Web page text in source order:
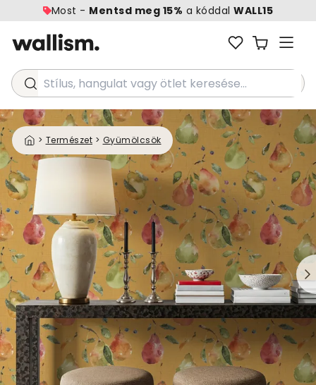
Most - Mentsd meg 15% a kóddalWALL15
Stílus, hangulat vagy ötlet keresése...
> Természet > Gyümölcsök